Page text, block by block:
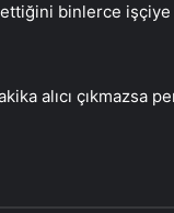
binlerce işçiye
alıcı çıkmazsa